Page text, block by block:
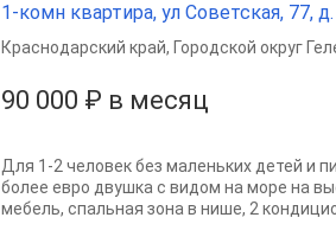
1-комн квартира, ул Советская, 77,
90 000 ₽ в месяц
Краснодарский край, Городской округ
Для 1-2 человек без маленьких детей и
более евро двушка с видом на море на
мебель, спальная зона в нише, 2